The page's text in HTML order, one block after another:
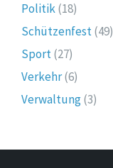
Politik(18)
Schützenfest(49)
Sport(27)
Verkehr(6)
Verwaltung(3)